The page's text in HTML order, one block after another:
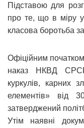
Підставою для
про те, що в міру
класова боротьба
Офіційним
наказ НКВД
куркулів, карних
елементів»
затверджений
Утім наявні